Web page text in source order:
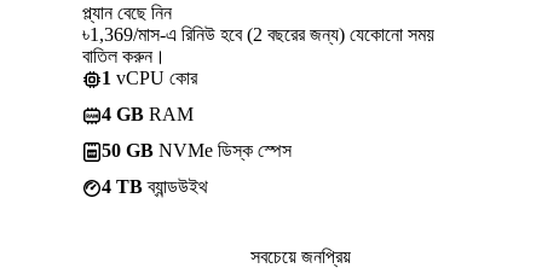
প্ল্যান বেছে নিন
৳1,369/মাস-এ রিনিউ হবে (2 বছরের জন্য) যেকোনো সময়
বাতিল করুন।
1 vCPU কোর
4 GB RAM
50 GB NVMe ডিস্ক স্পেস
4 TBব্যান্ডউইথ
সবচেয়ে জনপ্রিয়